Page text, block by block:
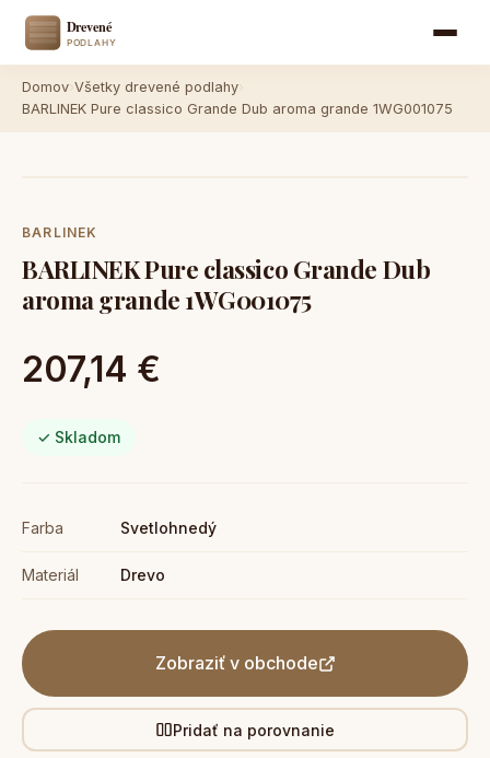
Domov Všetky drevené podlahy
BARLINEK Pure classico Grande Dub aroma grande 1WG001075
BARLINEK
BARLINEK Pure classico Grande Dub
aroma grande 1WG001075
207,14 €
✓ Skladom
Farba Svetlohnedý
Materiál Drevo
Zobraziť v obchode
Pridať na porovnanie